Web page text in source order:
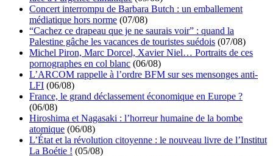
Concert interrompu de Barbara Butch : un emballement
médiatique hors norme (07/08)
“Cachez ce drapeau que je ne saurais voir” : quand la
Palestine gâche les vacances de touristes suédois (07/08)
Michel Piron, Marc Dorcel, Xavier Niel… Portraits de ces
pornographes en col blanc (06/08)
L’ARCOM rappelle à l’ordre BFM sur ses mensonges anti-
LFI (06/08)
France, le grand déclassement économique en Europe ?
(06/08)
Hiroshima et Nagasaki : l’horreur humaine de la bombe
atomique (06/08)
L’État et la révolution citoyenne : le nouveau livre de l’Institut
La Boétie ! (05/08)